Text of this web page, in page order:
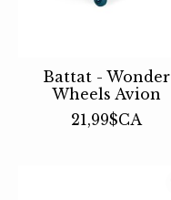
Battat - Wonder
Wheels Avion
21,99$CA